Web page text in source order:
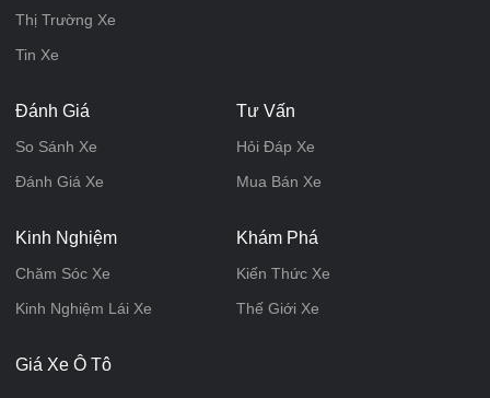
Thị Trường Xe
Tin Xe
Đánh Giá
So Sánh Xe
Đánh Giá Xe
Tư Vấn
Hỏi Đáp Xe
Mua Bán Xe
Kinh Nghiệm
Chăm Sóc Xe
Kinh Nghiệm Lái Xe
Khám Phá
Kiến Thức Xe
Thế Giới Xe
Giá Xe Ô Tô